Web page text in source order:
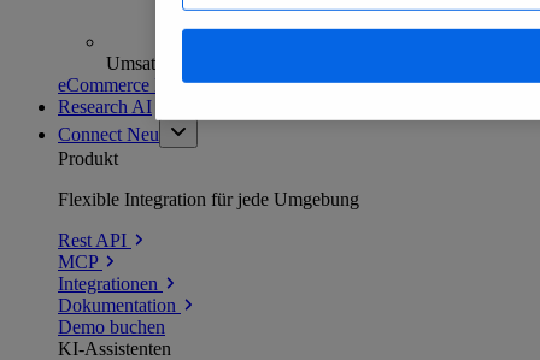
Umsatzanalysen und -prognosen
eCommerce Insights entdecken
Research AI
Connect Neu
Produkt
Flexible Integration für jede Umgebung
Rest API
MCP
Integrationen
Dokumentation
Demo buchen
KI-Assistenten